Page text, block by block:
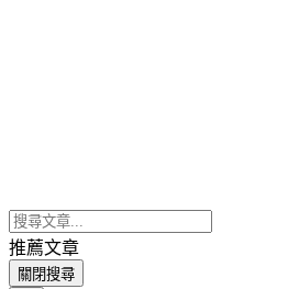
推薦文章
關閉搜尋